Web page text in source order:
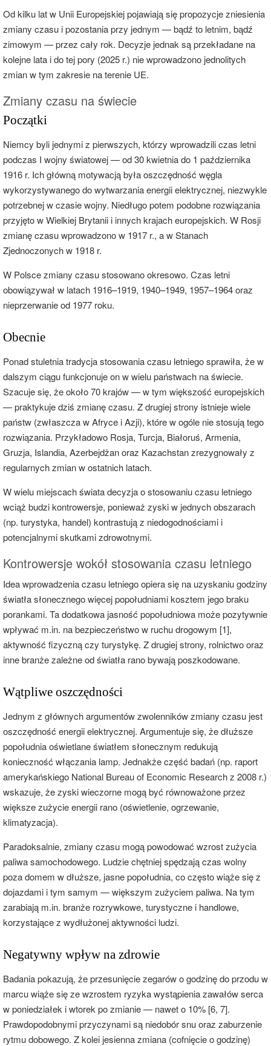
Od kilku lat w Unii Europejskiej pojawiają się propozycje zniesienia
zmiany czasu i pozostania przy jednym — bądź to letnim, bądź
zimowym — przez cały rok. Decyzje jednak są przekładane na
kolejne lata i do tej pory (2025 r.) nie wprowadzono jednolitych
zmian w tym zakresie na terenie UE.
Zmiany czasu na świecie
Początki
Niemcy byli jednymi z pierwszych, którzy wprowadzili czas letni
podczas I wojny światowej — od 30 kwietnia do 1 października
1916 r. Ich główną motywacją była oszczędność węgla
wykorzystywanego do wytwarzania energii elektrycznej, niezwykle
potrzebnej w czasie wojny. Niedługo potem podobne rozwiązania
przyjęto w Wielkiej Brytanii i innych krajach europejskich. W Rosji
zmianę czasu wprowadzono w 1917 r., a w Stanach
Zjednoczonych w 1918 r.
W Polsce zmiany czasu stosowano okresowo. Czas letni
obowiązywał w latach 1916–1919, 1940–1949, 1957–1964 oraz
nieprzerwanie od 1977 roku.
Obecnie
Ponad stuletnia tradycja stosowania czasu letniego sprawiła, że w
dalszym ciągu funkcjonuje on w wielu państwach na świecie.
Szacuje się, że około 70 krajów — w tym większość europejskich
— praktykuje dziś zmianę czasu. Z drugiej strony istnieje wiele
państw (zwłaszcza w Afryce i Azji), które w ogóle nie stosują tego
rozwiązania. Przykładowo Rosja, Turcja, Białoruś, Armenia,
Gruzja, Islandia, Azerbejdżan oraz Kazachstan zrezygnowały z
regularnych zmian w ostatnich latach.
W wielu miejscach świata decyzja o stosowaniu czasu letniego
wciąż budzi kontrowersje, ponieważ zyski w jednych obszarach
(np. turystyka, handel) kontrastują z niedogodnościami i
potencjalnymi skutkami zdrowotnymi.
Kontrowersje wokół stosowania czasu letniego
Idea wprowadzenia czasu letniego opiera się na uzyskaniu godziny
światła słonecznego więcej popołudniami kosztem jego braku
porankami. Ta dodatkowa jasność popołudniowa może pozytywnie
wpływać m.in. na bezpieczeństwo w ruchu drogowym [1],
aktywność fizyczną czy turystykę. Z drugiej strony, rolnictwo oraz
inne branże zależne od światła rano bywają poszkodowane.
Wątpliwe oszczędności
Jednym z głównych argumentów zwolenników zmiany czasu jest
oszczędność energii elektrycznej. Argumentuje się, że dłuższe
popołudnia oświetlane światłem słonecznym redukują
konieczność włączania lamp. Jednakże część badań (np. raport
amerykańskiego National Bureau of Economic Research z 2008 r.)
wskazuje, że zyski wieczorne mogą być równoważone przez
większe zużycie energii rano (oświetlenie, ogrzewanie,
klimatyzacja).
Paradoksalnie, zmiany czasu mogą powodować wzrost zużycia
paliwa samochodowego. Ludzie chętniej spędzają czas wolny
poza domem w dłuższe, jasne popołudnia, co często wiąże się z
dojazdami i tym samym — większym zużyciem paliwa. Na tym
zarabiają m.in. branże rozrywkowe, turystyczne i handlowe,
korzystające z wydłużonej aktywności ludzi.
Negatywny wpływ na zdrowie
Badania pokazują, że przesunięcie zegarów o godzinę do przodu w
marcu wiąże się ze wzrostem ryzyka wystąpienia zawałów serca
w poniedziałek i wtorek po zmianie — nawet o 10% [6, 7].
Prawdopodobnymi przyczynami są niedobór snu oraz zaburzenie
rytmu dobowego. Z kolei jesienna zmiana (cofnięcie o godzinę)